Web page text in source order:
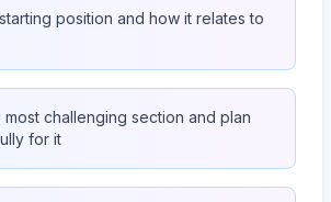
position and how it relates to
challenging section and plan
for it